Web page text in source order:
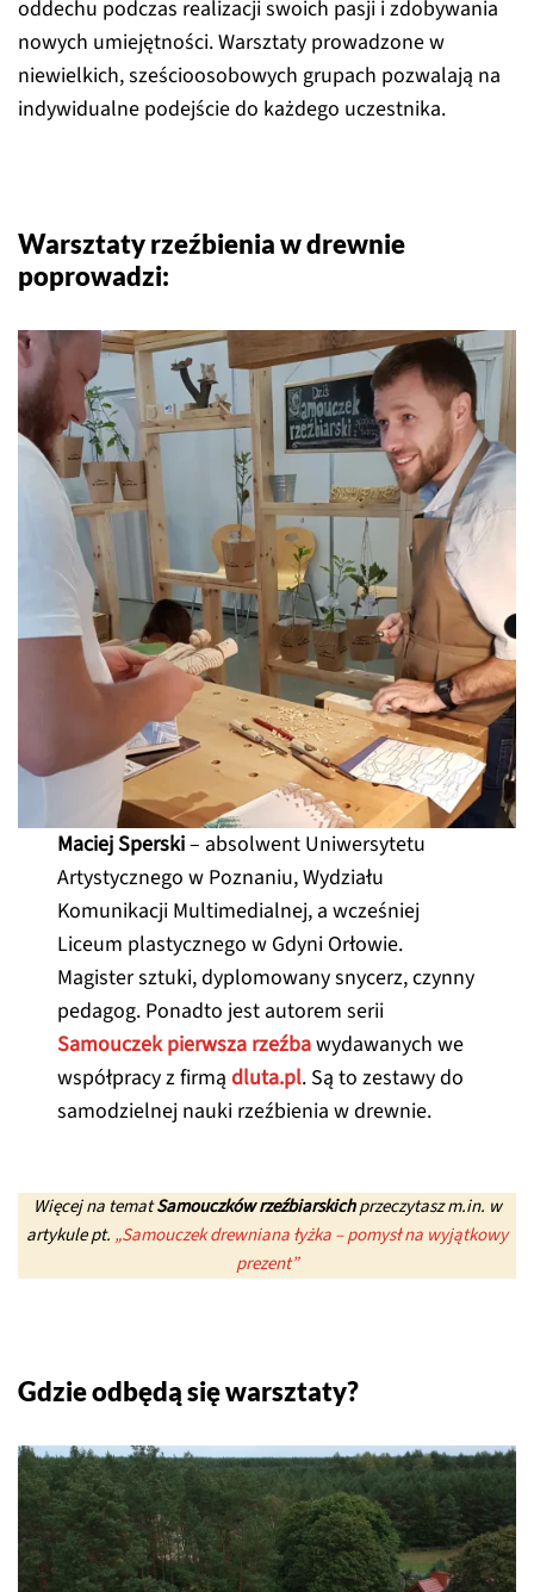
oddechu podczas realizacji swoich pasji i zdobywania
nowych umiejętności. Warsztaty prowadzone w
niewielkich, sześcioosobowych grupach pozwalają na
indywidualne podejście do każdego uczestnika.
Warsztaty rzeźbienia w drewnie
poprowadzi:
Maciej Sperski– absolwent Uniwersytetu
Artystycznego w Poznaniu, Wydziału
Komunikacji Multimedialnej, a wcześniej
Liceum plastycznego w Gdyni Orłowie.
Magister sztuki, dyplomowany snycerz, czynny
pedagog. Ponadto jest autorem serii
Samouczek pierwsza rzeźbawydawanych we
współpracy z firmądluta.pl. Są to zestawy do
samodzielnej nauki rzeźbienia w drewnie.
Więcej na tematSamouczków rzeźbiarskichprzeczytasz m.in. w
artykule pt. „Samouczek drewniana łyżka – pomysł na wyjątkowy
prezent”
Gdzie odbędą się warsztaty?